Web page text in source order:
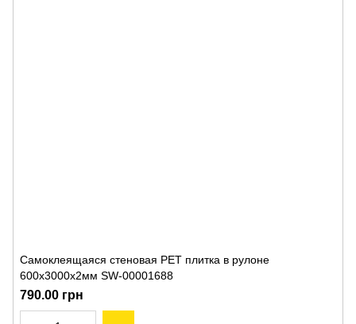
Самоклеящаяся стеновая PET плитка в рулоне
600х3000х2мм SW-00001688
790.00 грн